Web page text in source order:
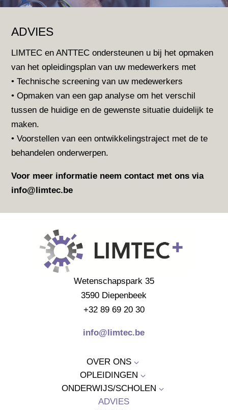
ADVIES
LIMTEC en ANTTEC ondersteunen u bij het opmaken
van het opleidingsplan van uw medewerkers met
• Technische screening van uw medewerkers
• Opmaken van een gap analyse om het verschil
tussen de huidige en de gewenste situatie duidelijk te
maken.
• Voorstellen van een ontwikkelingstraject met de te
behandelen onderwerpen.
Voor meer informatie neem contact met ons via
info@limtec.be
Wetenschapspark 35
3590 Diepenbeek
+32 89 69 20 30
info@limtec.be
OVER ONS 3
OPLEIDINGEN 3
ONDERWIJS/SCHOLEN 3
ADVIES